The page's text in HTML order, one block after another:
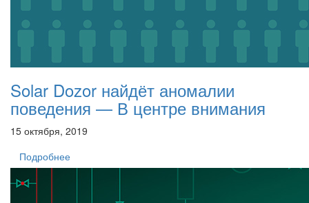
Solar Dozor найдёт аномалии
поведения — В центре внимания
15 октября, 2019
Подробнее